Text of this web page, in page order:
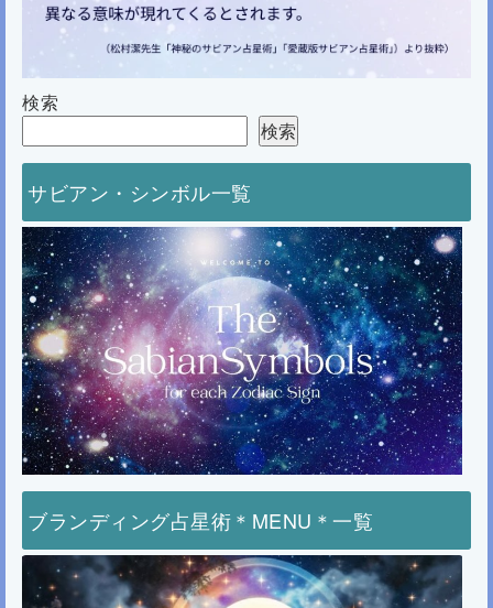
検索
検索
サビアン・シンボル一覧
ブランディング占星術＊MENU＊一覧